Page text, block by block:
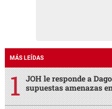
MÁS LEÍDAS
JOH le responde a
supuestas amenazas